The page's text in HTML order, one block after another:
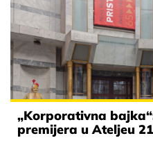
„Korporativna
premijera u Ateljeu